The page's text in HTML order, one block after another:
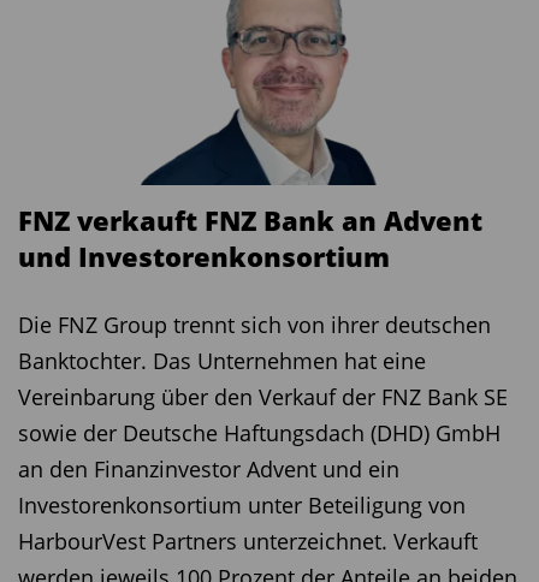
überzeugt davon, dass nachhaltiges Investieren
langfristig ökologisch sinnvoll ist. Die Kunst bei
der Asset Allocation besteht für uns darin, das E,
das S und das G in unseren Investmentprozesse
möglichst so ausgewogen zu integrieren, dass
unter dem Strich eine gesunde Mischung
entsteht, die sich auch ökonomisch lohnt“, so
aus, sondern sei der richtige Weg.
Markus Haefliger, Partner, Business
Development bei der Plenum Investments AG
erklärt im Laufe der Podium-Diskussion in
Hamburg, wie sein Unternehmen als erster ILS-
Manager (Insurance Linked Securities) zeigt, dass
sein CAT Bond-Geschäftsmodell den anerkannten
FNZ verkauft FNZ Bank an Advent
und Investorenkonsortium
Die FNZ Group trennt sich von ihrer deutschen
Banktochter. Das Unternehmen hat eine
Vereinbarung über den Verkauf der FNZ Bank SE
sowie der Deutsche Haftungsdach (DHD) GmbH
an den Finanzinvestor Advent und ein
Investorenkonsortium unter Beteiligung von
HarbourVest Partners unterzeichnet. Verkauft